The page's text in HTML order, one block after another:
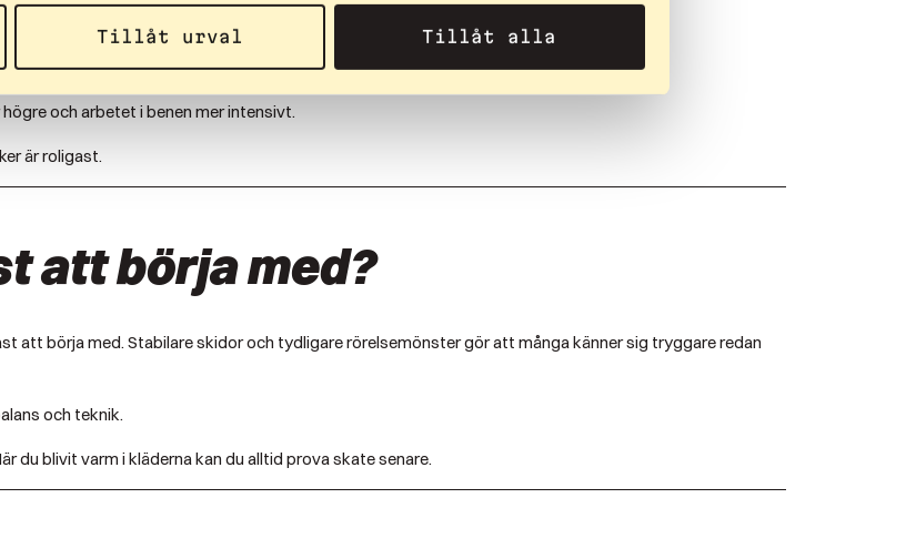
Tillåt urval Tillåt alla
mer i hur träningen känns.
ett jämnt tempo under längre tid och fokusera på teknik och styrka i överkroppen.
och arbetet i benen mer intensivt.
är roligast.
att börja med?
att börja med. Stabilare skidor och tydligare rörelsemönster gör att många känner sig tryggare redan
och teknik.
du blivit varm i kläderna kan du alltid prova skate senare.